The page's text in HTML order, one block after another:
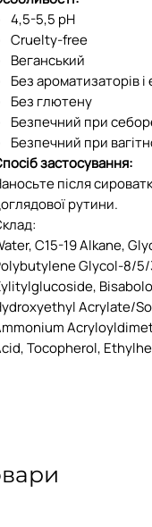
4,5-5,5 pH
Cruelty-free
Веганський
Без ароматизаторів і
Без глютену
Безпечний при
Безпечний при
застосування:
після
рутини.
C15-19 Alkane,
Glycol-8/​
Acrylate/
Tocopherol,